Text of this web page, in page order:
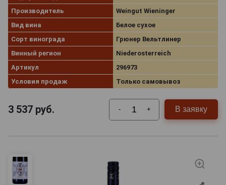
Производитель
Weingut Wieninger
Вид вина
Белое сухое
Сорт винограда
Грюнер Вельтлинер
Винный регион
Niederosterreich
Артикул
296973
Условия продаж
Только самовывоз
3 537 руб. - + В заявку